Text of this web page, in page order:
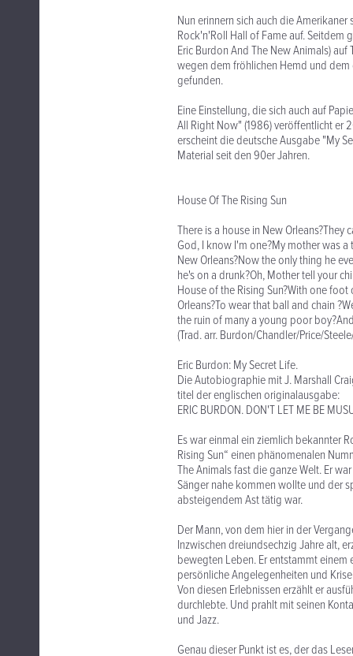
Nun erinnern sich auch die
Rock'n'Roll Hall of Fame auf. Seitdem
Eric Burdon And The New Animals)
wegen dem fröhlichen Hemd und dem
gefunden.
Eine Einstellung, die sich auch auf
All Right Now" (1986) veröffentlicht er
erscheint die deutsche Ausgabe "My
Material seit den 90er Jahren.
House Of The Rising Sun
There is a house in New
God, I know I'm one?My mother was
New Orleans?Now the only thing he
he's on a drunk?Oh, Mother tell your
House of the Rising Sun?With one
Orleans?To wear that ball and chain
the ruin of many a young poor
(Trad. arr. Burdon/Chandler/Price/
Eric Burdon: My Secret Life.
Die Autobiographie mit J. Marshall
titel der englischen originalausgabe:
ERIC BURDON. DON'T LET ME BE
Es war einmal ein ziemlich bekannter
Rising Sun“ einen phänomenalen
The Animals fast die ganze Welt. Er
Sänger nahe kommen wollte und der
absteigendem Ast tätig war.
Der Mann, von dem hier in der
Inzwischen dreiundsechzig Jahre alt,
bewegten Leben. Er entstammt
persönliche Angelegenheiten und
Von diesen Erlebnissen erzählt er
durchlebte. Und prahlt mit seinen
und Jazz.
Genau dieser Punkt ist es, der das